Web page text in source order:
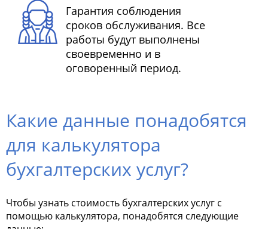
Гарантия соблюдения
сроков обслуживания. Все
работы будут выполнены
своевременно и в
оговоренный период.
Какие данные понадобятся
для калькулятора
бухгалтерских услуг?
Чтобы узнать стоимость бухгалтерских услуг с
помощью калькулятора, понадобятся следующие